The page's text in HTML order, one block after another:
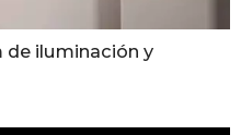
de iluminación y